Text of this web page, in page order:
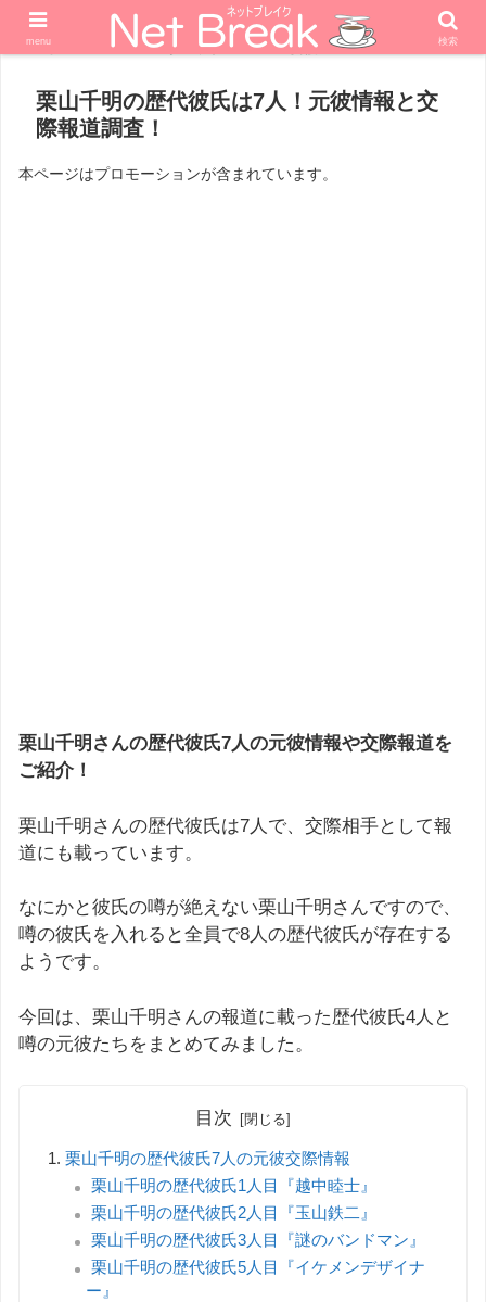
ホーム エンターテナー 女優
栗山千明の歴代彼氏は7人！元彼情報と交
際報道調査！
本ページはプロモーションが含まれています。
栗山千明さんの歴代彼氏7人の元彼情報や交際報道を
ご紹介！
栗山千明さんの歴代彼氏は7人で、交際相手として報
道にも載っています。
なにかと彼氏の噂が絶えない栗山千明さんですので、
噂の彼氏を入れると全員で8人の歴代彼氏が存在する
ようです。
今回は、栗山千明さんの報道に載った歴代彼氏4人と
噂の元彼たちをまとめてみました。
目次
栗山千明の歴代彼氏7人の元彼交際情報
栗山千明の歴代彼氏1人目『越中睦士』
栗山千明の歴代彼氏2人目『玉山鉄二』
栗山千明の歴代彼氏3人目『謎のバンドマン』
栗山千明の歴代彼氏5人目『イケメンデザイナ
ー』
menu 検索